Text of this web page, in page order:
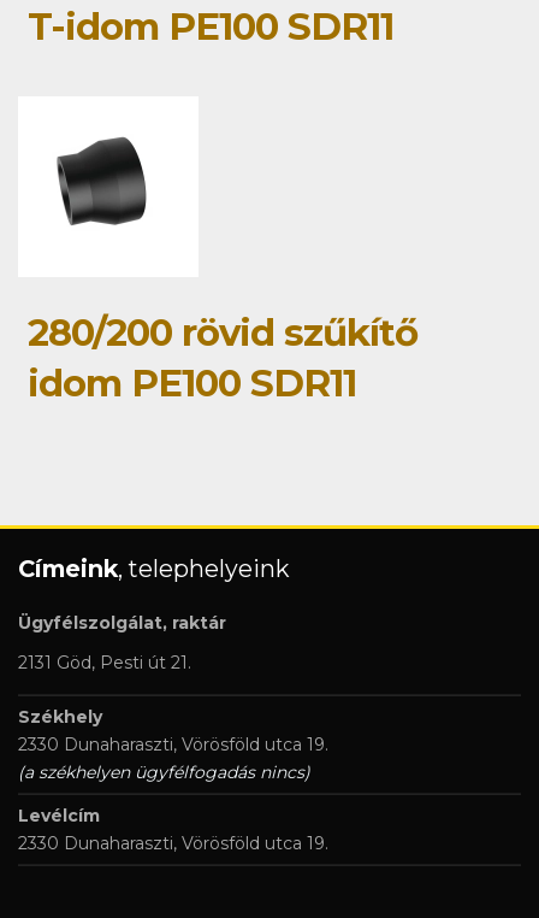
T-idom PE100 SDR11
280/200 rövid szűkítő
idom PE100 SDR11
Címeink, telephelyeink
Ügyfélszolgálat, raktár
2131 Göd, Pesti út 21.
Székhely
2330 Dunaharaszti, Vörösföld utca 19.
(a székhelyen ügyfélfogadás nincs)
Levélcím
2330 Dunaharaszti, Vörösföld utca 19.